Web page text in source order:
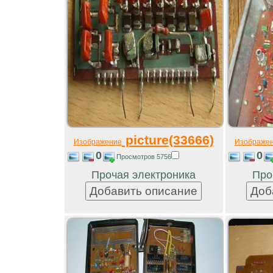
Изображение picture(33666)
0 Просмотров 5756
Прочая электроника
0